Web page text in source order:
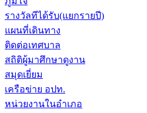
รางวัลทีได้รับ(แยกรายปี)
แผนที่เดินทาง
ติดต่อเทศบาล
สถิติผู้มาศึกษาดูงาน
สมุดเยี่ยม
เครือข่าย อปท.
หน่วยงานในอำเภอ